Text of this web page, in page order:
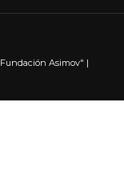
Fundación Asimov" |